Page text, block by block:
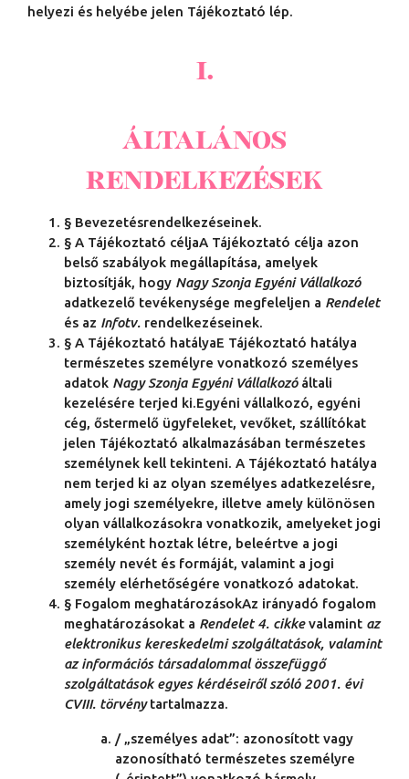
helyezi és helyébe jelen Tájékoztató lép.
I.
ÁLTALÁNOS
RENDELKEZÉSEK
§ Bevezetésrendelkezéseinek.
§ A Tájékoztató céljaA Tájékoztató célja azon
belső szabályok megállapítása, amelyek
biztosítják, hogy Nagy Szonja Egyéni Vállalkozó
adatkezelő tevékenysége megfeleljen a Rendelet
és az Infotv. rendelkezéseinek.
§ A Tájékoztató hatályaE Tájékoztató hatálya
természetes személyre vonatkozó személyes
adatok Nagy Szonja Egyéni Vállalkozó általi
kezelésére terjed ki.Egyéni vállalkozó, egyéni
cég, őstermelő ügyfeleket, vevőket, szállítókat
jelen Tájékoztató alkalmazásában természetes
személynek kell tekinteni. A Tájékoztató hatálya
nem terjed ki az olyan személyes adatkezelésre,
amely jogi személyekre, illetve amely különösen
olyan vállalkozásokra vonatkozik, amelyeket jogi
személyként hoztak létre, beleértve a jogi
személy nevét és formáját, valamint a jogi
személy elérhetőségére vonatkozó adatokat.
§ Fogalom meghatározásokAz irányadó fogalom
meghatározásokat a Rendelet 4. cikkevalamint az
elektronikus kereskedelmi szolgáltatások, valamint
az információs társadalommal összefüggő
szolgáltatások egyes kérdéseiről szóló 2001. évi
CVIII. törvénytartalmazza.
/ „személyes adat”: azonosított vagy
azonosítható természetes személyre